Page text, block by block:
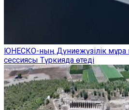
ЮНЕСКО-ның Дүниежүзілік мұра
сессиясы Түркияда өтеді